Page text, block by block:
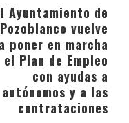
Ayuntamiento de
Pozoblanco vuelve
a poner en marcha
el Plan de Empleo
con ayudas a
autónomos y a las
contrataciones